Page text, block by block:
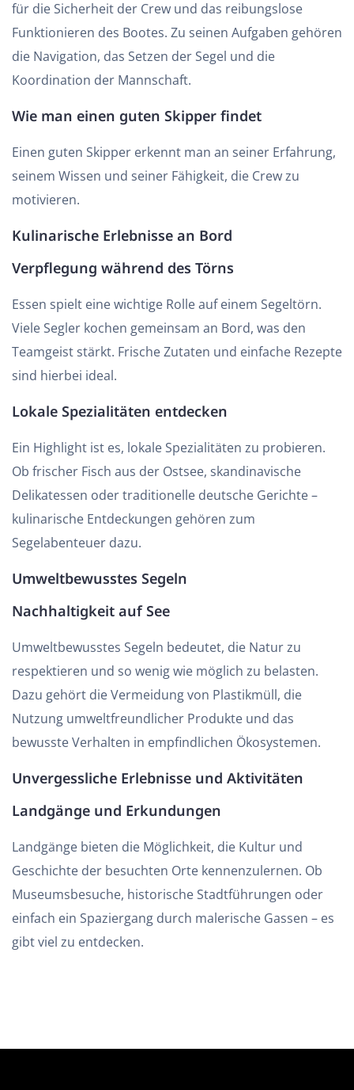
für die Sicherheit der Crew und das reibungslose
Funktionieren des Bootes. Zu seinen Aufgaben gehören
die Navigation, das Setzen der Segel und die
Koordination der Mannschaft.
Wie man einen guten Skipper findet
Einen guten Skipper erkennt man an seiner Erfahrung,
seinem Wissen und seiner Fähigkeit, die Crew zu
motivieren.
Kulinarische Erlebnisse an Bord
Verpflegung während des Törns
Essen spielt eine wichtige Rolle auf einem Segeltörn.
Viele Segler kochen gemeinsam an Bord, was den
Teamgeist stärkt. Frische Zutaten und einfache Rezepte
sind hierbei ideal.
Lokale Spezialitäten entdecken
Ein Highlight ist es, lokale Spezialitäten zu probieren.
Ob frischer Fisch aus der Ostsee, skandinavische
Delikatessen oder traditionelle deutsche Gerichte –
kulinarische Entdeckungen gehören zum
Segelabenteuer dazu.
Umweltbewusstes Segeln
Nachhaltigkeit auf See
Umweltbewusstes Segeln bedeutet, die Natur zu
respektieren und so wenig wie möglich zu belasten.
Dazu gehört die Vermeidung von Plastikmüll, die
Nutzung umweltfreundlicher Produkte und das
bewusste Verhalten in empfindlichen Ökosystemen.
Unvergessliche Erlebnisse und Aktivitäten
Landgänge und Erkundungen
Landgänge bieten die Möglichkeit, die Kultur und
Geschichte der besuchten Orte kennenzulernen. Ob
Museumsbesuche, historische Stadtführungen oder
einfach ein Spaziergang durch malerische Gassen – es
gibt viel zu entdecken.